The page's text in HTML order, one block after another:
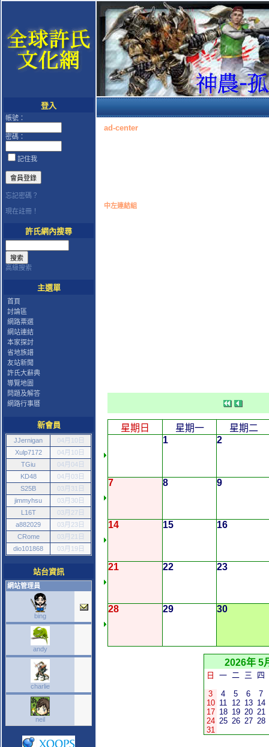
登入
帳號：
密碼：
記住我
忘記密碼？
現在註冊！
許氏網內搜尋
高級搜索
主選單
首頁
討論區
網路票選
網站連結
本家探討
省地族譜
友站新聞
許氏大辭典
導覽地圖
問題及解答
網路行事曆
新會員
JJernigan
04月10日
Xulp7172
04月10日
TGiu
04月04日
KD48
04月03日
S25B
03月31日
jimmyhsu
03月30日
L16T
03月27日
a882029
03月23日
CRome
03月21日
dio101868
03月19日
站台資訊
網站管理員
bing
andy
charlie
neil
ad-center
中左連結組
星期日 星期一
星期二
1
2
7 8 9
14 15 16
21 22 23
28 29 30
2026年 5
日 一 二 三 四
3 4 5 6
7
10 11 12 13 14
17 18 19 20 21
24 25 26 27 28
31